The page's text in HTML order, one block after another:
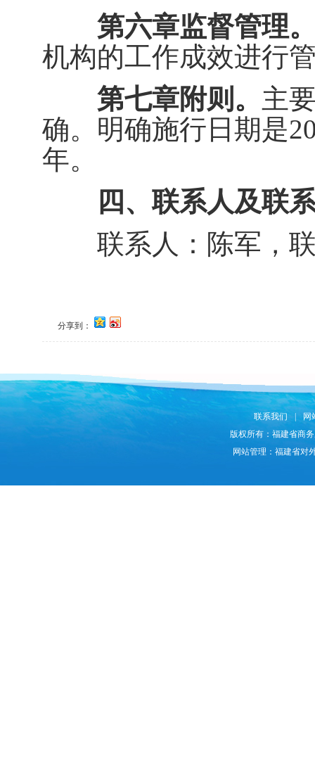
第六章监督管理
机构的工作成效进行
第七章附则。 主
确。明确施行日期是
年。
四、联系人及联
联系人：陈军，联
分享到：
联系我们
网
版权所有：福建省商
网站管理：福建省对